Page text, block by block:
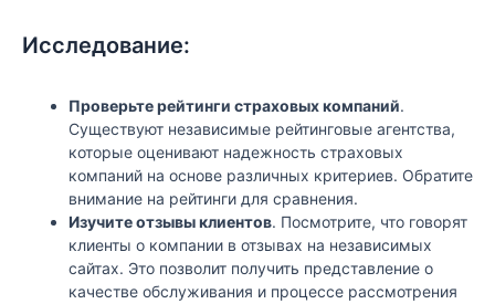
Исследование:
Проверьте рейтинги страховых компаний.
Существуют независимые рейтинговые агентства,
которые оценивают надежность страховых
компаний на основе различных критериев. Обратите
внимание на рейтинги для сравнения.
Изучите отзывы клиентов. Посмотрите, что говорят
клиенты о компании в отзывах на независимых
сайтах. Это позволит получить представление о
качестве обслуживания и процессе рассмотрения